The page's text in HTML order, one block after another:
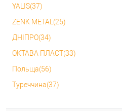
YALIS(37)
ZENK METAL(25)
ДНІПРО(34)
ОКТАВА ПЛАСТ(33)
Польща(56)
Туреччина(37)